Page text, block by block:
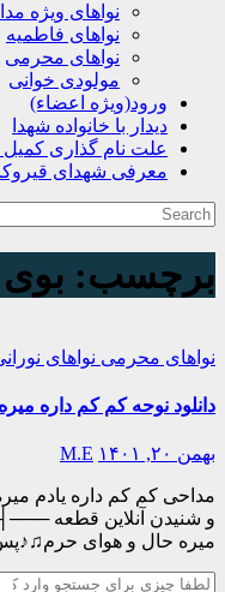
نواهای ویژه
نواهای فاطمیه
نواهای محرمی
مولودی خوانی
ورود(ویژه اعضاء)
دیدار با خانواده شهدا
علت نام گذاری
معرفی شهدای
برچسب:
نواهای محرمی نواهای
دانلود نوحه کم کم داره
بهمن ۲۰, ۱۴۰۱ M.E
مداحی کم کم داره یادم
و شنیدن آنلاین قطعه
میره حال و هوای
جستجو